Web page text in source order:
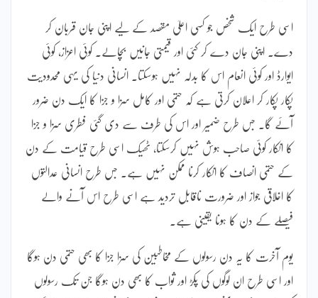
اسی طرح ایک شخص جو کسی اعلیٰ مقصد کے لیے اپنی جان قربان کر
دے۔ اپنی جان دے کر کئی اور قیمتی جانیں بچالے۔ کوئی اعزاز، کوئی
ایوارڈ اور کوئی انعام اس کا بدلہ نہیں ہوسکتا۔ انسانی دنیا کی یہی محدودیت
پکار پکار کر اعلان کرتی ہے کہ حتمی اور کامل سزا و جزا کا ایک دن ضرور
آئے گا۔ جس طرح ضمیر اور اس کی طرف سے دی گئی فطری سزا و جزا
کا انکار کوئی صاحب ہوش نہیں کرسکتا، ٹھیک اسی طرح قیامت کے دن
کے حتمی انصاف کا انکار کرنا ممکن نہیں ہے۔ جس طرح انسانی عدالتوں
کا اخلاقی جواز اور ضرورت ناقابل تردید ہے اسی طرح اس آنے والے
فیصلے کے دن کا ہونا یقینی ہے۔
یوم آخرت کا یہ دن رسولوں کے مخاطبین کی سزا جزا کا بھی حتمی دن ہوگا
اور اسی طرح ان لوگوں کی پکڑ اور ثواب کا بھی دن ہوگا جن تک رسولوں